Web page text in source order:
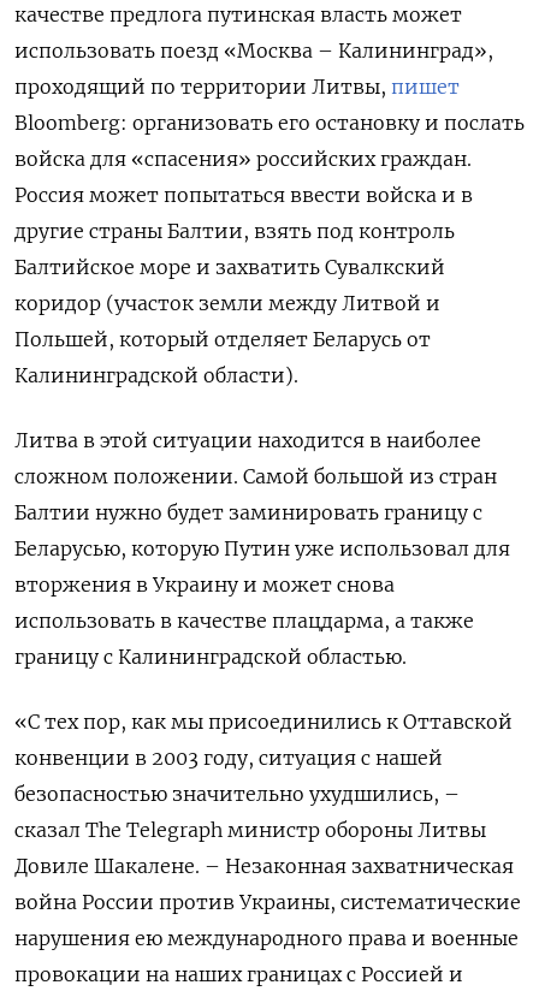
качестве предлога путинская власть может
использовать поезд «Москва – Калининград»,
проходящий по территории Литвы, пишет
Bloomberg: организовать его остановку и послать
войска для «спасения» российских граждан.
Россия может попытаться ввести войска и в
другие страны Балтии, взять под контроль
Балтийское море и захватить Сувалкский
коридор (участок земли между Литвой и
Польшей, который отделяет Беларусь от
Калининградской области).
Литва в этой ситуации находится в наиболее
сложном положении. Самой большой из стран
Балтии нужно будет заминировать границу с
Беларусью, которую Путин уже использовал для
вторжения в Украину и может снова
использовать в качестве плацдарма, а также
границу с Калининградской областью.
«С тех пор, как мы присоединились к Оттавской
конвенции в 2003 году, ситуация с нашей
безопасностью значительно ухудшились, –
сказал The Telegraph министр обороны Литвы
Довиле Шакалене. – Незаконная захватническая
война России против Украины, систематические
нарушения ею международного права и военные
провокации на наших границах с Россией и